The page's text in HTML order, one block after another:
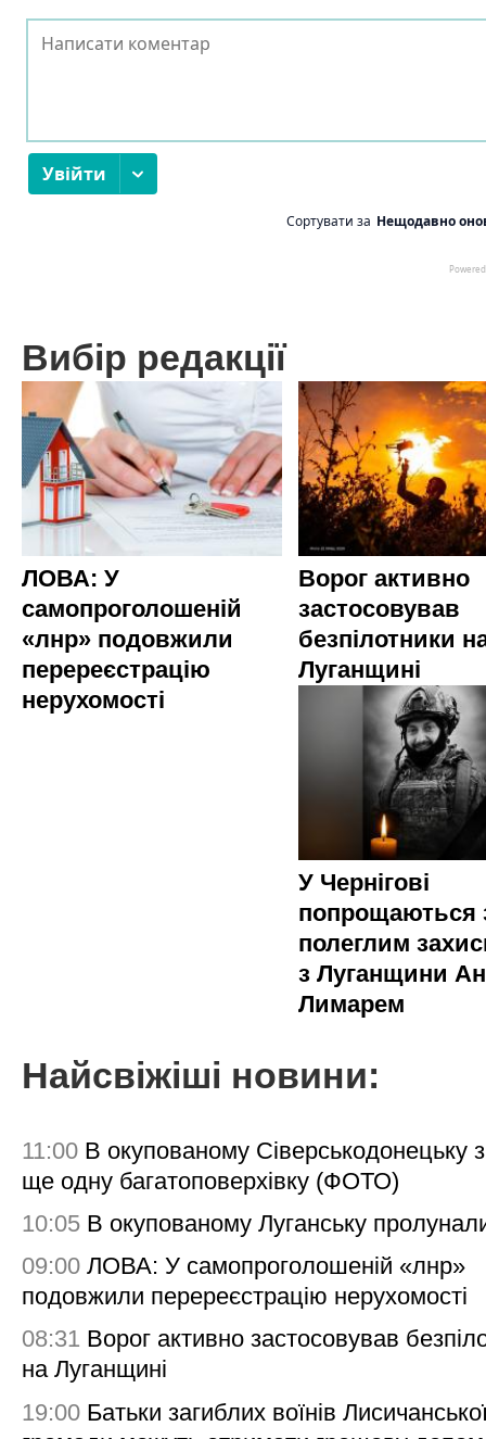
Вибір редакції
ЛОВА: У
самопроголошеній
«лнр» подовжили
перереєстрацію
нерухомості
Ворог активно
застосовував
безпілотники
Луганщині
У Чернігові
попрощаються
полеглим
з Луганщини
Лимарем
Найсвіжіші новини:
11:00 В окупованому Сіверськодонецьку
ще одну багатоповерхівку (ФОТО)
10:05 В окупованому Луганську
09:00 ЛОВА: У самопроголошеній «лнр»
подовжили перереєстрацію нерухомості
08:31 Ворог активно застосовував
на Луганщині
19:00 Батьки загиблих воїнів